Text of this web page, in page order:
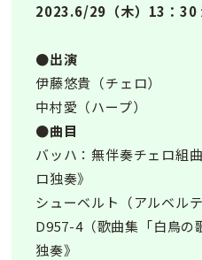
2023.6/29（木）13：30
●出演
伊藤悠貴（チェロ）
中村愛（ハープ）
●曲目
バッハ：無伴奏チェロ組
ロ独奏》
シューベルト（アルベル
D957-4（歌曲集「白鳥の
独奏》